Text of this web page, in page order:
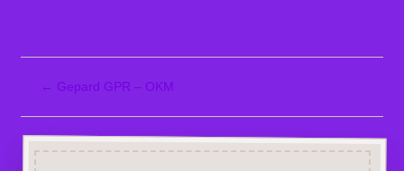
← Gepard GPR – OKM